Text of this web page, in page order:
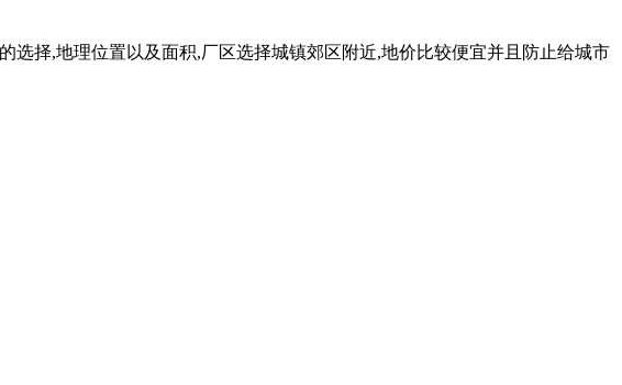
选择,地理位置以及面积,厂区选择城镇郊区附近,地价比较便宜并且防止给城市